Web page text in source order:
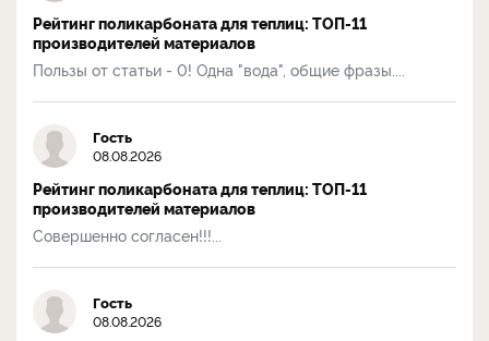
Рейтинг поликарбоната для теплиц: ТОП-11
производителей материалов
Пользы от статьи - 0! Одна "вода", общие фразы....
Гость
08.08.2026
Рейтинг поликарбоната для теплиц: ТОП-11
производителей материалов
Совершенно согласен!!!...
Гость
08.08.2026